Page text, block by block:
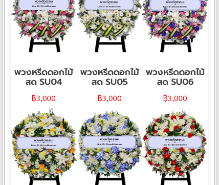
พวงหรีดดอกไม้
สด SU04
฿3,000
พวงหรีดดอกไม้
สด SU05
฿3,000
พวงหรีดดอกไม้
สด SU06
฿3,000